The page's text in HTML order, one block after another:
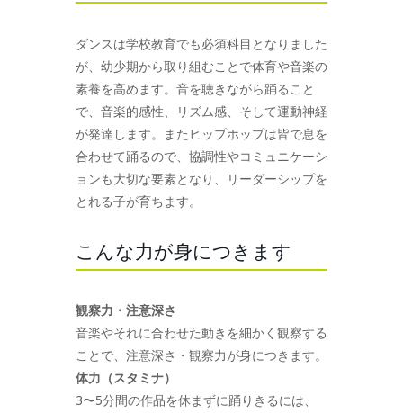
ダンスは学校教育でも必須科目となりました
が、幼少期から取り組むことで体育や音楽の
素養を高めます。音を聴きながら踊ること
で、音楽的感性、リズム感、そして運動神経
が発達します。またヒップホップは皆で息を
合わせて踊るので、協調性やコミュニケーシ
ョンも大切な要素となり、リーダーシップを
とれる子が育ちます。
こんな力が身につきます
観察力・注意深さ
音楽やそれに合わせた動きを細かく観察する
ことで、注意深さ・観察力が身につきます。
体力（スタミナ）
3〜5分間の作品を休まずに踊りきるには、